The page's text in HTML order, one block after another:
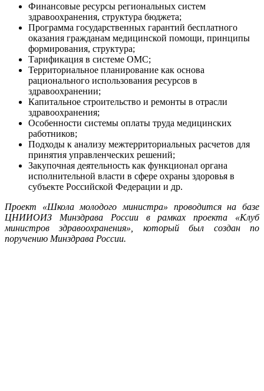
Финансовые ресурсы региональных систем
здравоохранения, структура бюджета;
Программа государственных гарантий бесплатного
оказания гражданам медицинской помощи, принципы
формирования, структура;
Тарификация в системе ОМС;
Территориальное планирование как основа
рационального использования ресурсов в
здравоохранении;
Капитальное строительство и ремонты в отрасли
здравоохранения;
Особенности системы оплаты труда медицинских
работников;
Подходы к анализу межтерриториальных расчетов для
принятия управленческих решений;
Закупочная деятельность как функционал органа
исполнительной власти в сфере охраны здоровья в
субъекте Российской Федерации и др.
Проект «Школа молодого министра» проводится на базе
ЦНИИОИЗ Минздрава России в рамках проекта «Клуб
министров здравоохранения», который был создан по
поручению Минздрава России.